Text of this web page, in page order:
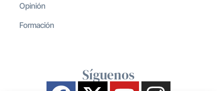
Opinión
Formación
Síguenos